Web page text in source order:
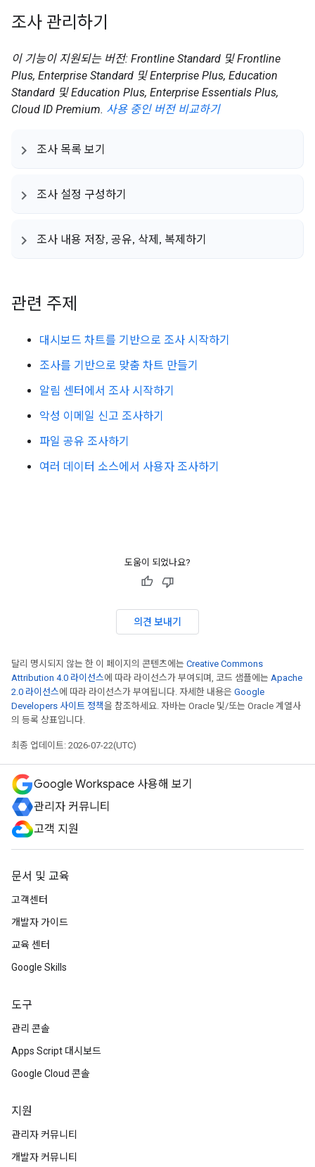
조사 관리하기
이 기능이 지원되는 버전: Frontline Standard 및 Frontline
Plus, Enterprise Standard 및 Enterprise Plus, Education
Standard 및 Education Plus, Enterprise Essentials Plus,
Cloud ID Premium. 사용 중인 버전 비교하기
조사 목록 보기
조사 설정 구성하기
조사 내용 저장, 공유, 삭제 , 복제하기
관련 주제
대시보드 차트를 기반으로 조사 시작하기
조사를 기반으로 맞춤 차트 만들기
알림 센터에서 조사 시작하기
악성 이메일 신고 조사하기
파일 공유 조사하기
여러 데이터 소스에서 사용자 조사하기
도움이 되었나요?
의견 보내기
달리 명시되지 않는 한 이 페이지의 콘텐츠에는 Creative Commons
Attribution 4.0 라이선스에 따라 라이선스가 부여되며, 코드 샘플에는 Apache
2.0 라이선스에 따라 라이선스가 부여됩니다. 자세한 내용은 Google
Developers 사이트 정책을 참조하세요. 자바는 Oracle 및/또는 Oracle 계열사
의 등록 상표입니다.
최종 업데이트: 2026-07-22(UTC)
Google Workspace 사용해 보기
관리자 커뮤니티
고객 지원
문서 및 교육
고객센터
개발자 가이드
교육 센터
Google Skills
도구
관리 콘솔
Apps Script 대시보드
Google Cloud 콘솔
지원
관리자 커뮤니티
개발자 커뮤니티